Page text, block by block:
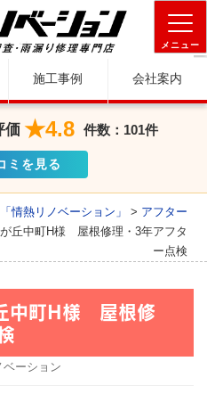
メニュー
施工事例 会社案内
価 ★4.8 件数：101件
ミを見る
情熱リノベーション」 > アフター
が丘中町H様 屋根修理・3年アフタ
ー点検
中町H様 屋根修
ベーション